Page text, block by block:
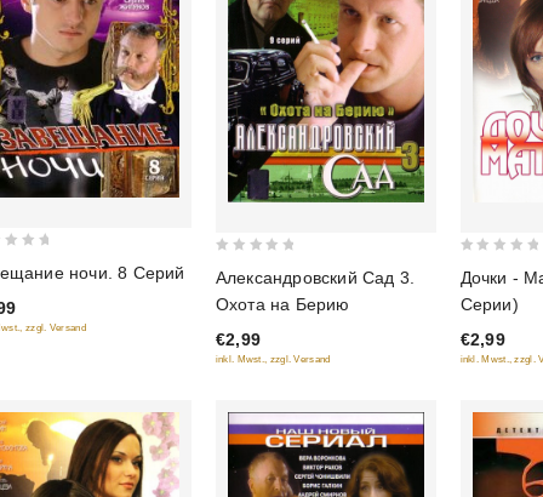
ночи. 8 Серий
zzgl. Versand
of
5
Александровский Сад 3.
Охота на Берию
€2,99
inkl. Mwst., zzgl. Versand
out
of
5
Дочки -
Серии)
€2,99
inkl. Mwst., zzgl.